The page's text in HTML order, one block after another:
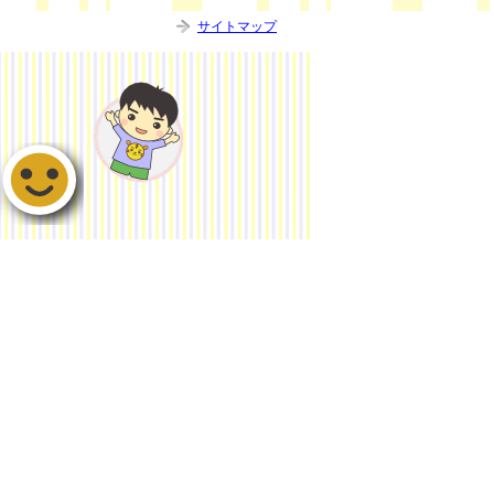
サイトマップ